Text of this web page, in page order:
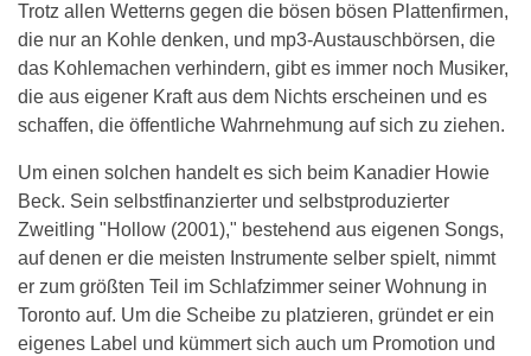
Trotz allen Wetterns gegen die bösen bösen Plattenfirmen,
die nur an Kohle denken, und mp3-Austauschbörsen, die
das Kohlemachen verhindern, gibt es immer noch Musiker,
die aus eigener Kraft aus dem Nichts erscheinen und es
schaffen, die öffentliche Wahrnehmung auf sich zu ziehen.
Um einen solchen handelt es sich beim Kanadier Howie
Beck. Sein selbstfinanzierter und selbstproduzierter
Zweitling "Hollow (2001)," bestehend aus eigenen Songs,
auf denen er die meisten Instrumente selber spielt, nimmt
er zum größten Teil im Schlafzimmer seiner Wohnung in
Toronto auf. Um die Scheibe zu platzieren, gründet er ein
eigenes Label und kümmert sich auch um Promotion und